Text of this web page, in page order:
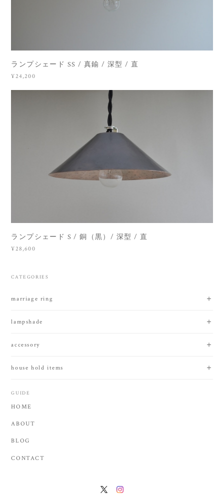
ランプシェード SS / 真鍮 / 深型 / 直
¥24,200
ランプシェード S / 銅（黒）/ 深型 / 直
¥28,600
CATEGORIES
marriage ring
lampshade
accessory
house hold items
GUIDE
HOME
ABOUT
BLOG
CONTACT